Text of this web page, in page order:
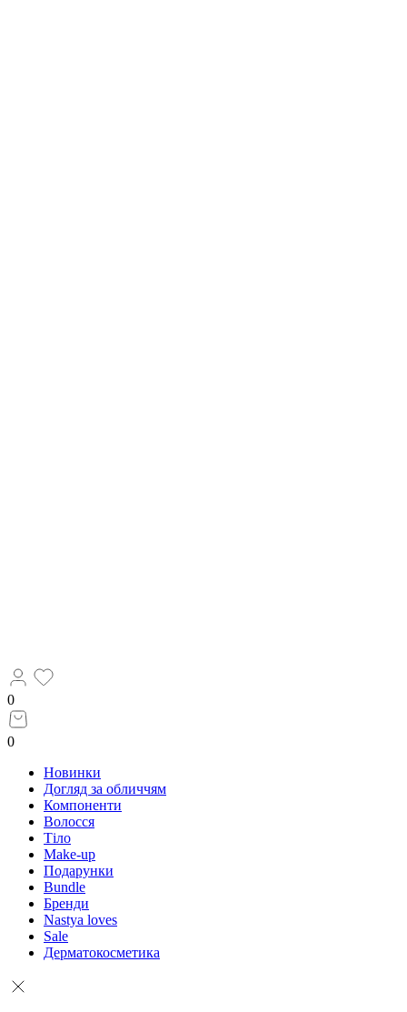
0
0
Новинки
Догляд за обличчям
Компоненти
Волосся
Тіло
Make-up
Подарунки
Bundle
Бренди
Nastya loves
Sale
Дерматокосметика